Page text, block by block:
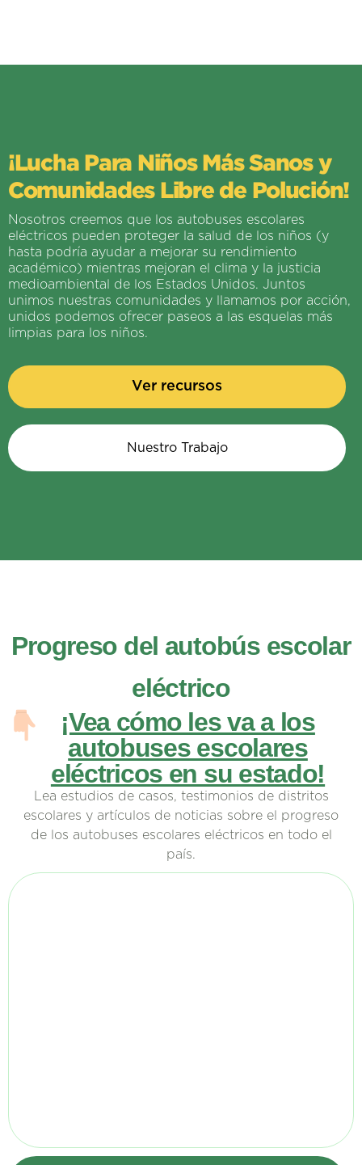
Nosotros creemos que los autobuses escolares
eléctricos pueden proteger la salud de los niños (y
hasta podría ayudar a mejorar su rendimiento
académico) mientras mejoran el clima y la justicia
medioambiental de los Estados Unidos. Juntos
unimos nuestras comunidades y llamamos por acción,
unidos podemos ofrecer paseos a las esquelas más
limpias para los niños.
¡Lucha Para Niños Más Sanos y
Comunidades Libre de Polución!
Ver recursos
Nuestro Trabajo
Progreso del autobús escolar
eléctrico
¡Vea cómo les va a los
autobuses escolares
eléctricos en su estado!
Lea estudios de casos, testimonios de distritos
escolares y artículos de noticias sobre el progreso
de los autobuses escolares eléctricos en todo el
país.